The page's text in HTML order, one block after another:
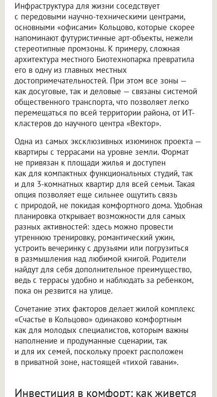
Инфраструктура для жизни соседствует
с передовыми научно-техническими центрами,
основными «офисами» Кольцово, которые скорее
напоминают футуристичные арт-объекты, нежели
стереотипные промзоны. К примеру, сложная
архитектура местного Биотехнопарка превратила
его в одну из главных местных
достопримечательностей. При этом все зоны —
как досуговые, так и деловые — связаны системой
общественного транспорта, что позволяет легко
перемещаться по всей территории района, от ИТ-
кластеров до научного центра «Вектор».
Одна из самых эксклюзивных изюминок проекта —
квартиры с террасами на уровне земли. Формат
не привязан к площади жилья и доступен
как для компактных функциональных студий, так
и для 3-комнатных квартир для всей семьи. Такая
опция позволяет еще сильнее ощутить связь
с природой, не покидая комфортного дома. Удобная
планировка открывает возможности для самых
разных активностей: здесь можно провести
утреннюю тренировку, романтический ужин,
устроить вечеринку с друзьями или погрузиться
в размышления над любимой книгой. Родители
найдут для себя дополнительное преимущество,
ведь с террасы удобно и наблюдать за ребенком,
пока он резвится на улице.
Сочетание этих факторов делает жилой комплекс
«Счастье в Кольцово» одинаково комфортным
как для молодых специалистов, которым важны
наполнение и продуманные сценарии, так
и для их семей, поскольку проект расположен
в приватной зоне, настоящей «тихой гавани».
Инвестиция в комфорт: как живется